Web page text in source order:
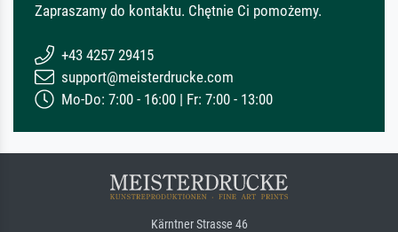
Zapraszamy do kontaktu. Chętnie Ci pomożemy.
+43 4257 29415
support@meisterdrucke.com
Mo-Do: 7:00 - 16:00 | Fr: 7:00 - 13:00
Kärntner Strasse 46